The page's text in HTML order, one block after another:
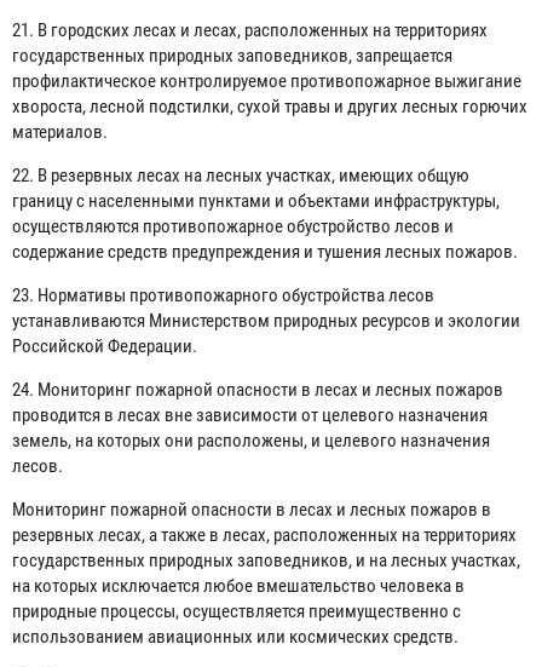
21. В городских лесах и лесах, расположенных на территориях
государственных природных заповедников, запрещается
профилактическое контролируемое противопожарное выжигание
хвороста, лесной подстилки, сухой травы и других лесных горючих
материалов.
22. В резервных лесах на лесных участках, имеющих общую
границу с населенными пунктами и объектами инфраструктуры,
осуществляются противопожарное обустройство лесов и
содержание средств предупреждения и тушения лесных пожаров.
23. Нормативы противопожарного обустройства лесов
устанавливаются Министерством природных ресурсов и экологии
Российской Федерации.
24. Мониторинг пожарной опасности в лесах и лесных пожаров
проводится в лесах вне зависимости от целевого назначения
земель, на которых они расположены, и целевого назначения
лесов.
Мониторинг пожарной опасности в лесах и лесных пожаров в
резервных лесах, а также в лесах, расположенных на территориях
государственных природных заповедников, и на лесных участках,
на которых исключается любое вмешательство человека в
природные процессы, осуществляется преимущественно с
использованием авиационных или космических средств.